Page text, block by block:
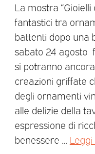
La mostra “Gioielli
fantastici tra
battenti dopo una
sabato 24 agosto
si potranno
creazioni griffate
degli ornamenti
alle delizie della
espressione di
benessere …